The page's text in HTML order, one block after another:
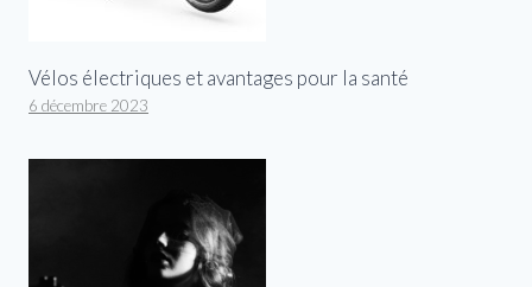
Vélos électriques et avantages pour la santé
6 décembre 2023